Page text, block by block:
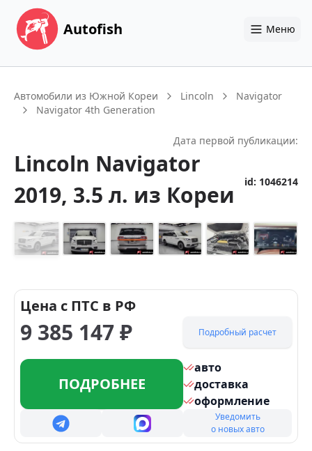
Autofish Меню
Автомобили из Южной Кореи Lincoln
Navigator
Navigator 4th Generation
Дата первой публикации:
Lincoln Navigator
2019, 3.5 л. из Кореи id: 1046214
Цена с ПТС в РФ
9 385 147₽ Подробный расчет
ПОДРОБНЕЕ
авто
доставка
оформление
Уведомить
о новых авто